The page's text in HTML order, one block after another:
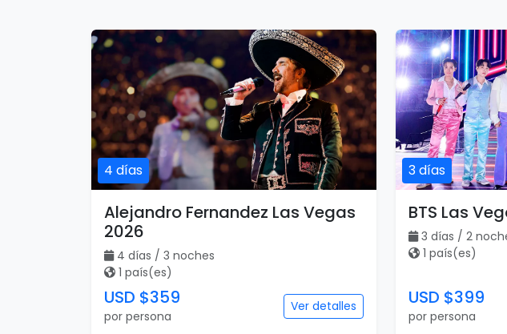
4 días
Alejandro Fernandez Las Vegas
2026
4 días / 3 noches
1 país(es)
USD $359
por persona
Ver detalles
3 días
BTS Las
3 días / 2
1 país(es)
USD $399
por persona